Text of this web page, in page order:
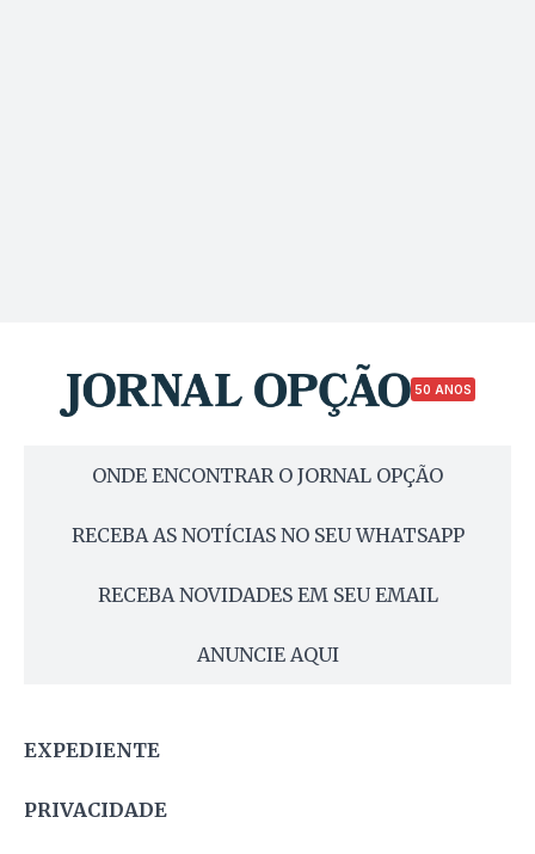
50 ANOS
ONDE ENCONTRAR O JORNAL OPÇÃO
RECEBA AS NOTÍCIAS NO SEU WHATSAPP
RECEBA NOVIDADES EM SEU EMAIL
ANUNCIE AQUI
EXPEDIENTE
PRIVACIDADE